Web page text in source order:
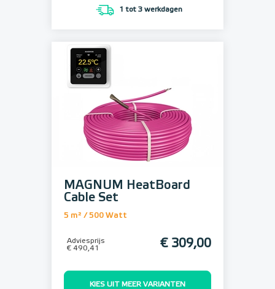
1 tot 3 werkdagen
MAGNUM HeatBoard
Cable Set
5 m² / 500 Watt
Adviesprijs
€ 490,41
€ 309,00
KIES UIT MEER VARIANTEN